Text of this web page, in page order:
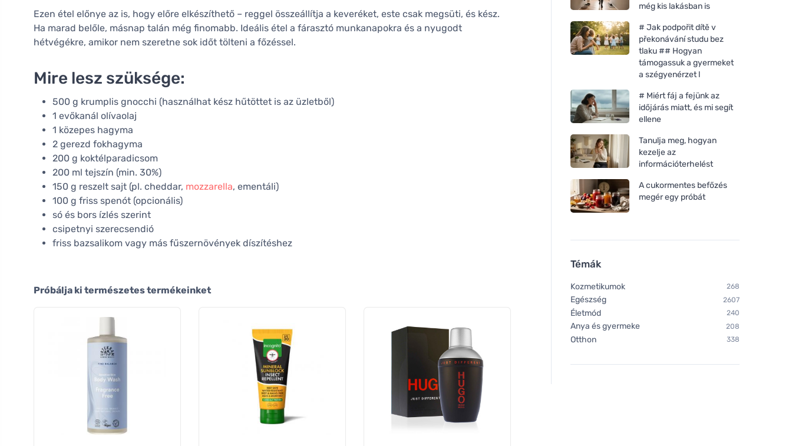
Ezen étel előnye az is, hogy előre elkészíthető – reggel összeállítja a keveréket, este csak megsüti, és kész.
Ha marad belőle, másnap talán még finomabb. Ideális étel a fárasztó munkanapokra és a nyugodt
hétvégékre, amikor nem szeretne sok időt tölteni a főzéssel.
Mire lesz szüksége:
500 g krumplis gnocchi (használhat kész hűtöttet is az üzletből)
1 evőkanál olívaolaj
1 közepes hagyma
2 gerezd fokhagyma
200 g koktélparadicsom
200 ml tejszín (min. 30%)
150 g reszelt sajt (pl. cheddar, mozzarella, ementáli)
100 g friss spenót (opcionális)
só és bors ízlés szerint
csipetnyi szerecsendió
friss bazsalikom vagy más fűszernövények díszítéshez
Próbálja ki természetes termékeinket
még kis lakásban is
# Jak podpořit dítě v
překonávání studu bez
tlaku ## Hogyan
támogassuk a gyermeket
a szégyenérzet l
# Miért fáj a fejünk az
időjárás miatt, és mi segít
ellene
Tanulja meg, hogyan
kezelje az
információterhelést
A cukormentes befőzés
megér egy próbát
Témák
Kozmetikumok 268
Egészség 2607
Életmód 240
Anya és gyermeke 208
Otthon 338